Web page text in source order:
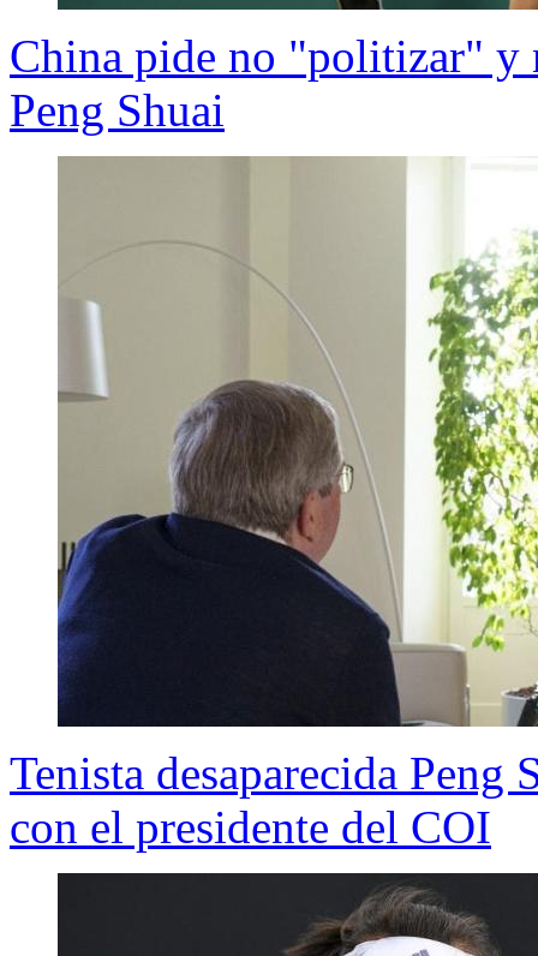
China pide no "politizar" y
Peng Shuai
Tenista desaparecida Peng
con el presidente del COI